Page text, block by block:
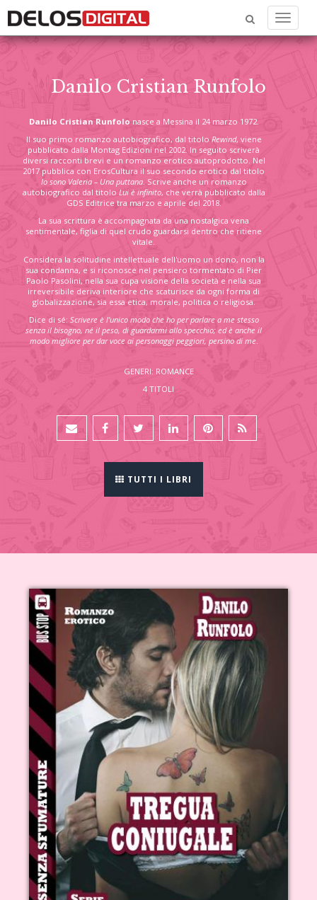
Menu
Danilo Cristian Runfolo
Danilo Cristian Runfolo nasce a Messina il 24 marzo 1972.
Il suo primo romanzo autobiografico, dal titolo Rewind, viene
pubblicato dalla Montag Edizioni nel 2002. In seguito scriverà
diversi racconti brevi e un romanzo erotico autoprodotto. Nel
2017 pubblica con ErosCultura il suo secondo erotico dal titolo
Io sono Valeria – Una puttana. Scrive anche un romanzo
autobiografico dal titolo Lui è infinito, che verrà pubblicato dalla
GDS Editrice tra marzo e aprile del 2018.
La sua scrittura è accompagnata da una nostalgica vena
sentimentale, figlia di quel crudo guardarsi dentro che ritiene
vitale.
Considera la solitudine intellettuale dell'uomo un dono, non la
sua condanna, e si riconosce nel pensiero tormentato di Pier
Paolo Pasolini, nella sua cupa visione della società e nella sua
irreversibile deriva interiore che scaturisce da ogni forma di
globalizzazione, sia essa etica, morale, politica o religiosa.
Dice di sé: Scrivere è l'unico modo che ho per parlare a me stesso
senza il bisogno, né il peso, di guardarmi allo specchio; ed è anche il
modo migliore per dar voce ai personaggi peggiori, persino di me.
GENERI: ROMANCE
4 TITOLI
TUTTI I LIBRI